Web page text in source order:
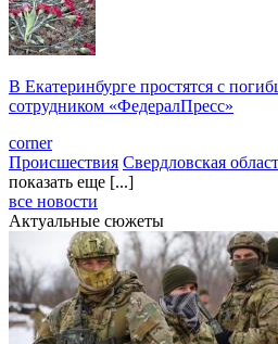
В Екатеринбурге простятся с
сотрудником «ФедералПресс»
corner
Происшествия Свердловская
показать еще [...]
все новости
Актуальные сюжеты